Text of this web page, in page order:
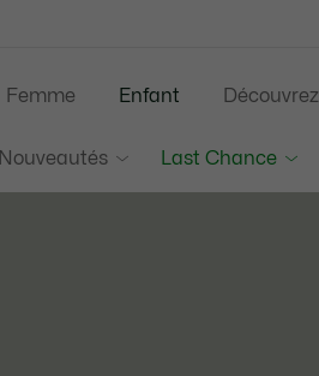
Femme Enfant
Nouveautés Last Chance
Découvrez